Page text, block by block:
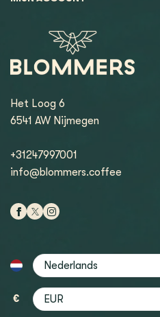
Het Loog 6
6541 AW Nijmegen
+31247997001
info@blommers.coffee
€